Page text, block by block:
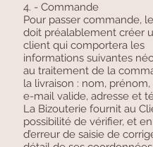
4. - Commande
Pour passer commande,
doit préalablement créer
client qui comportera les
informations suivantes
au traitement de la
la livraison : nom, prénom,
e-mail valide, adresse et
La Bizouterie fournit au
possibilité de vérifier, et
d’erreur de saisie de